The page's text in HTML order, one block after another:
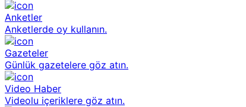
Anketler
Anketlerde oy kullanın.
Gazeteler
Günlük gazetelere göz atın.
Video Haber
Videolu içeriklere göz atın.